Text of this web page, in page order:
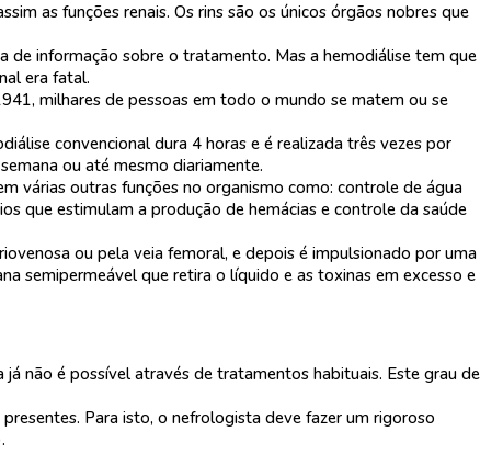
as funções renais. Os rins são os únicos órgãos nobres que
de informação sobre o tratamento. Mas a hemodiálise tem que
era fatal.
milhares de pessoas em todo o mundo se matem ou se
convencional dura 4 horas e é realizada três vezes por
ou até mesmo diariamente.
várias outras funções no organismo como: controle de água
que estimulam a produção de hemácias e controle da saúde
ou pela veia femoral, e depois é impulsionado por uma
semipermeável que retira o líquido e as toxinas em excesso e
não é possível através de tratamentos habituais. Este grau de
Para isto, o nefrologista deve fazer um rigoroso